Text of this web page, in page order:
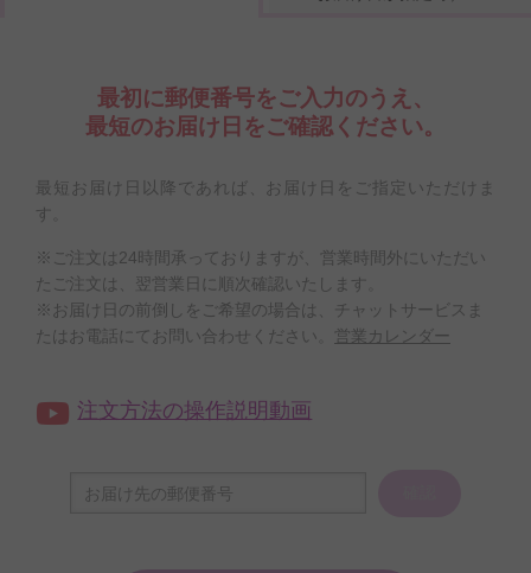
最初に郵便番号をご入力のうえ、
最短のお届け日をご確認ください。
最短お届け日以降であれば、お届け日をご指定いただけま
す。
※ご注文は24時間承っておりますが、営業時間外にいただい
たご注文は、翌営業日に順次確認いたします。
※お届け日の前倒しをご希望の場合は、チャットサービスま
たはお電話にてお問い合わせください。
営業カレンダー
注文方法の操作説明動画